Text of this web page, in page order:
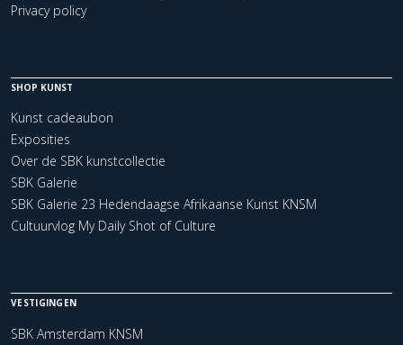
Privacy policy
SHOP KUNST
Kunst cadeaubon
Exposities
Over de SBK kunstcollectie
SBK Galerie
SBK Galerie 23 Hedendaagse Afrikaanse Kunst KNSM
Cultuurvlog My Daily Shot of Culture
VESTIGINGEN
SBK Amsterdam KNSM